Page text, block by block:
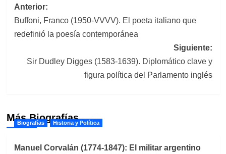
Navegación
de
entradas
Anterior:
Buffoni, Franco (1950-VVVV). El poeta italiano que
redefinió la poesía contemporánea
Siguiente:
Sir Dudley Digges (1583-1639). Diplomático clave y
figura política del Parlamento inglés
Más Biografías
Biografías Historia y Política
Manuel Corvalán (1774-1847): El militar argentino